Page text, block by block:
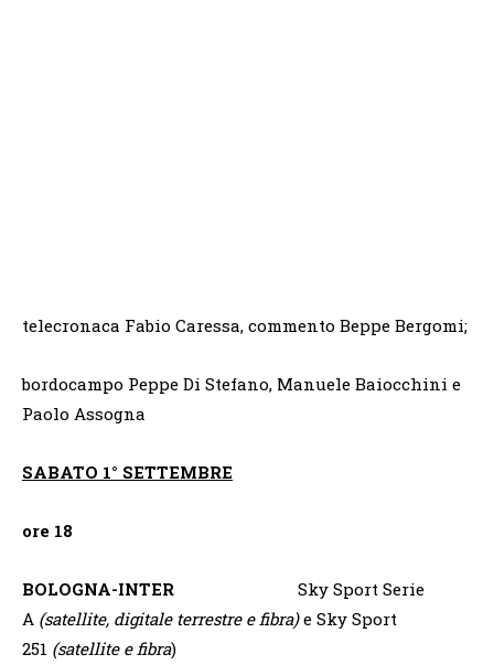
telecronaca Fabio Caressa, commento Beppe Bergomi;
bordocampo Peppe Di Stefano, Manuele Baiocchini e
Paolo Assogna
SABATO 1° SETTEMBRE
ore 18
BOLOGNA-INTER Sky Sport Serie
A (satellite, digitale terrestre e fibra)e Sky Sport
251 (satellite e fibra)